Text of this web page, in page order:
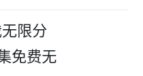
限分
免费无